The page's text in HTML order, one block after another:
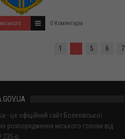
Розпорядження міського голови за 2022 рік 0 Коментарів
1 5 6 7
- це офіційний сайт Болехівської
розпорядження міського голови від
235-р